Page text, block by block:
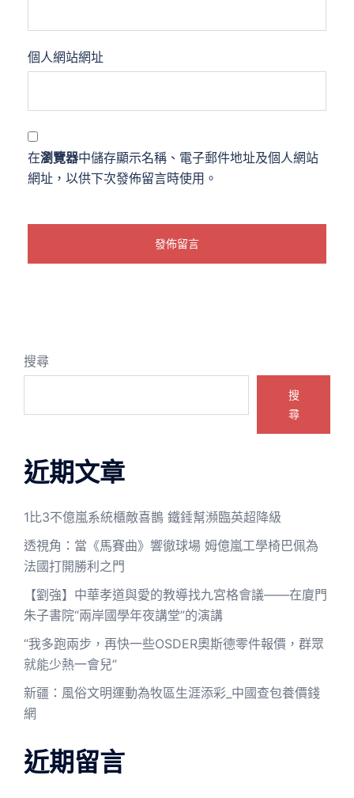
個人網站網址
在瀏覽器中儲存顯示名稱、電子郵件地址及個人網站
網址，以供下次發佈留言時使用。
搜尋
搜
尋
近期文章
1比3不億嵐系統櫃敵喜鵲 鐵錘幫瀕臨英超降級
透視角：當《馬賽曲》響徹球場 姆億嵐工學椅巴佩為
法國打開勝利之門
【劉強】中華孝道與愛的教導找九宮格會議——在廈門
朱子書院“兩岸國學年夜講堂”的演講
“我多跑兩步，再快一些OSDER奧斯德零件報價，群眾
就能少熱一會兒”
新疆：風俗文明運動為牧區生涯添彩_中國查包養價錢
網
近期留言